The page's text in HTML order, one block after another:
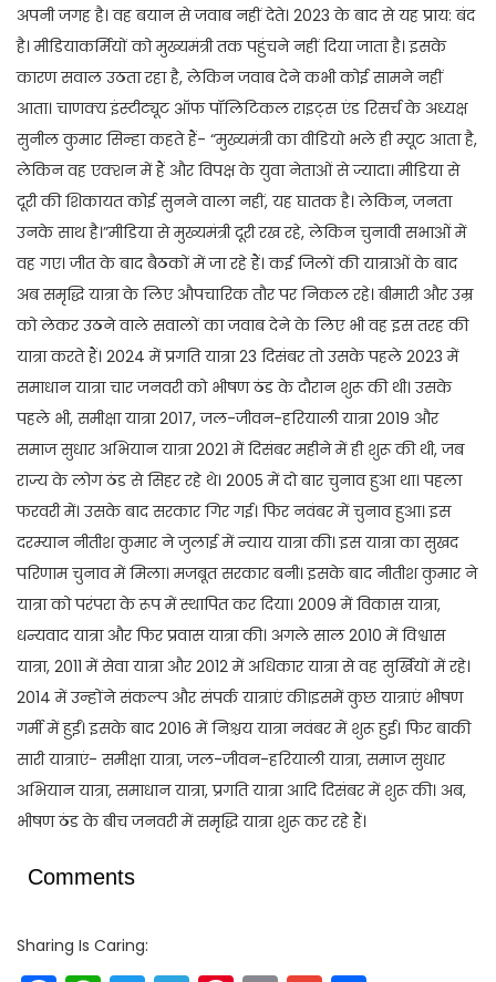
अपनी जगह है। वह बयान से जवाब नहीं देते। 2023 के बाद से यह प्राय: बंद
है। मीडियाकर्मियों को मुख्यमंत्री तक पहुंचने नहीं दिया जाता है। इसके
कारण सवाल उठता रहा है, लेकिन जवाब देने कभी कोई सामने नहीं
आता। चाणक्य इंस्टीट्यूट ऑफ पॉलिटिकल राइट्स एंड रिसर्च के अध्यक्ष
सुनील कुमार सिन्हा कहते हैं- “मुख्यमंत्री का वीडियो भले ही म्यूट आता है,
लेकिन वह एक्शन में हैं और विपक्ष के युवा नेताओं से ज्यादा। मीडिया से
दूरी की शिकायत कोई सुनने वाला नहीं, यह घातक है। लेकिन, जनता
उनके साथ है।”मीडिया से मुख्यमंत्री दूरी रख रहे, लेकिन चुनावी सभाओं में
वह गए। जीत के बाद बैठकों में जा रहे हैं। कई जिलों की यात्राओं के बाद
अब समृद्धि यात्रा के लिए औपचारिक तौर पर निकल रहे। बीमारी और उम्र
को लेकर उठने वाले सवालों का जवाब देने के लिए भी वह इस तरह की
यात्रा करते हैं। 2024 में प्रगति यात्रा 23 दिसंबर तो उसके पहले 2023 में
समाधान यात्रा चार जनवरी को भीषण ठंड के दौरान शुरू की थी। उसके
पहले भी, समीक्षा यात्रा 2017, जल-जीवन-हरियाली यात्रा 2019 और
समाज सुधार अभियान यात्रा 2021 में दिसंबर महीने में ही शुरू की थी, जब
राज्य के लोग ठंड से सिहर रहे थे। 2005 में दो बार चुनाव हुआ था। पहला
फरवरी में। उसके बाद सरकार गिर गई। फिर नवंबर में चुनाव हुआ। इस
दरम्यान नीतीश कुमार ने जुलाई में न्याय यात्रा की। इस यात्रा का सुखद
परिणाम चुनाव में मिला। मजबूत सरकार बनी। इसके बाद नीतीश कुमार ने
यात्रा को परंपरा के रूप में स्थापित कर दिया। 2009 में विकास यात्रा,
धन्यवाद यात्रा और फिर प्रवास यात्रा की। अगले साल 2010 में विश्वास
यात्रा, 2011 में सेवा यात्रा और 2012 में अधिकार यात्रा से वह सुर्खियों में रहे।
2014 में उन्होंने संकल्प और संपर्क यात्राएं की।इसमें कुछ यात्राएं भीषण
गर्मी में हुईं। इसके बाद 2016 में निश्चय यात्रा नवंबर में शुरू हुई। फिर बाकी
सारी यात्राएं- समीक्षा यात्रा, जल-जीवन-हरियाली यात्रा, समाज सुधार
अभियान यात्रा, समाधान यात्रा, प्रगति यात्रा आदि दिसंबर में शुरू की। अब,
भीषण ठंड के बीच जनवरी में समृद्धि यात्रा शुरू कर रहे हैं।
Comments
Sharing Is Caring: